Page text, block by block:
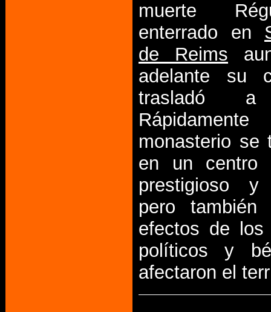
muerte
enterrado en
de Reims
adelante su
trasladó a
monasterio se
en un centro
prestigioso y
pero también
efectos de los
políticos y
afectaron el